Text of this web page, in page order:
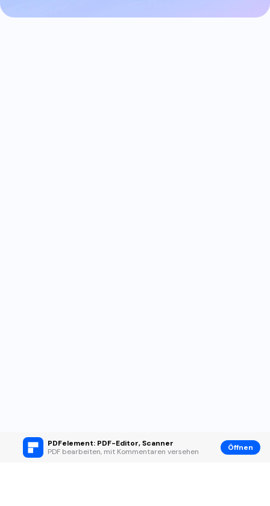
PDFelement: PDF-Editor, Scanner
PDF bearbeiten, mit Kommentaren versehen
Öffnen